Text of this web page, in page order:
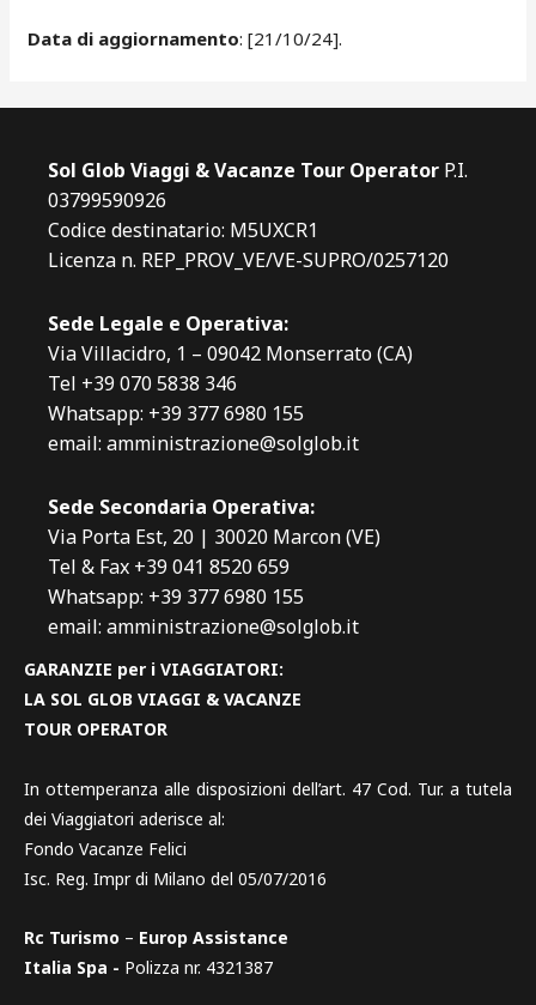
Data di aggiornamento: [21/10/24].
Sol Glob Viaggi & Vacanze Tour Operator P.I.
03799590926
Codice destinatario: M5UXCR1
Licenza n. REP_PROV_VE/VE-SUPRO/0257120
Sede Legale e Operativa:
Via Villacidro, 1 – 09042 Monserrato (CA)
Tel +39 070 5838 346
Whatsapp: +39 377 6980 155
email: amministrazione@solglob.it
Sede Secondaria Operativa:
Via Porta Est, 20 | 30020 Marcon (VE)
Tel & Fax +39 041 8520 659
Whatsapp: +39 377 6980 155
email: amministrazione@solglob.it
GARANZIE per i VIAGGIATORI:
LA SOL GLOB VIAGGI & VACANZE
TOUR OPERATOR
In ottemperanza alle disposizioni dell’art. 47 Cod. Tur. a tutela
dei Viaggiatori aderisce al:
Fondo Vacanze Felici
Isc. Reg. Impr di Milano del 05/07/2016
Rc Turismo – Europ Assistance
Italia Spa - Polizza nr. 4321387